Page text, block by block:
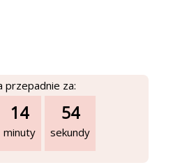
przepadnie za:
14
minuty
53
sekundy